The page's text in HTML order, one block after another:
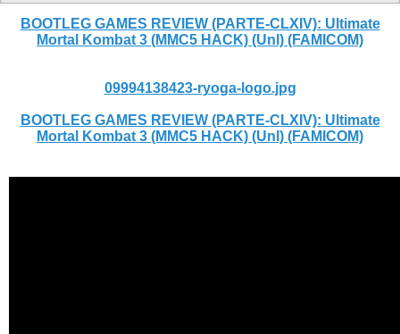
BOOTLEG GAMES REVIEW (PARTE-CLXIV): Ultimate
Mortal Kombat 3 (MMC5 HACK) (Unl) (FAMICOM)
09994138423-ryoga-logo.jpg
BOOTLEG GAMES REVIEW (PARTE-CLXIV): Ultimate
Mortal Kombat 3 (MMC5 HACK) (Unl) (FAMICOM)